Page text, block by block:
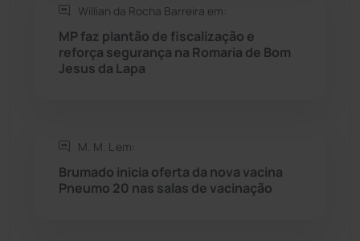
Seabra
Sebastião Laranjeiras
Sudoeste Baiano
Tanhaçu
Willian da Rocha Barreira em:
MP faz plantão de fiscalização e
reforça segurança na Romaria de Bom
Jesus da Lapa
M. M. L em:
Brumado inicia oferta da nova vacina
Pneumo 20 nas salas de vacinação